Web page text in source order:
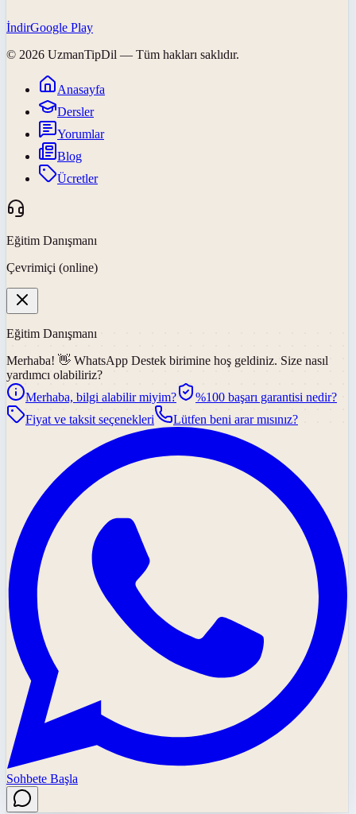
İndirGoogle Play
© 2026 UzmanTipDil — Tüm hakları saklıdır.
Anasayfa
Dersler
Yorumlar
Blog
Ücretler
Eğitim Danışmanı
Çevrimiçi (online)
Eğitim Danışmanı
Merhaba! 👋 WhatsApp Destek birimine hoş geldiniz. Size nasıl
yardımcı olabiliriz?
Merhaba, bilgi alabilir miyim?
%100 başarı garantisi nedir?
Fiyat ve taksit seçenekleri
Lütfen beni arar mısınız?
Sohbete Başla